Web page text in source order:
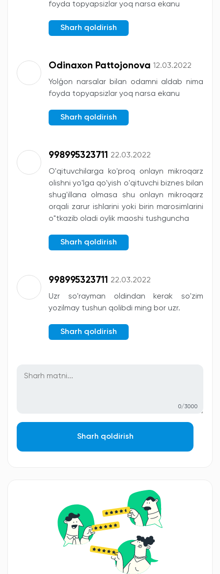
foyda topyapsizlar yoq narsa ekanu
Sharh qoldirish
Odinaxon Pattojonova 12.03.2022
Yolģon narsalar bilan odamni aldab nima
foyda topyapsizlar yoq narsa ekanu
Sharh qoldirish
998995323711 22.03.2022
O'qituvchilarga ko'proq onlayn mikroqarz
olishni yo'lga qo'yish o'qituvchi biznes bilan
shug'illana olmasa shu onlayn mikroqarz
orqali zarur ishlarini yoki birin marosimlarini
o"tkazib oladi oylik maoshi tushguncha
Sharh qoldirish
998995323711 22.03.2022
Uzr so'rayman oldindan kerak so'zim
yozilmay tushun qolibdi ming bor uzr.
Sharh qoldirish
0/3000
Sharh qoldirish